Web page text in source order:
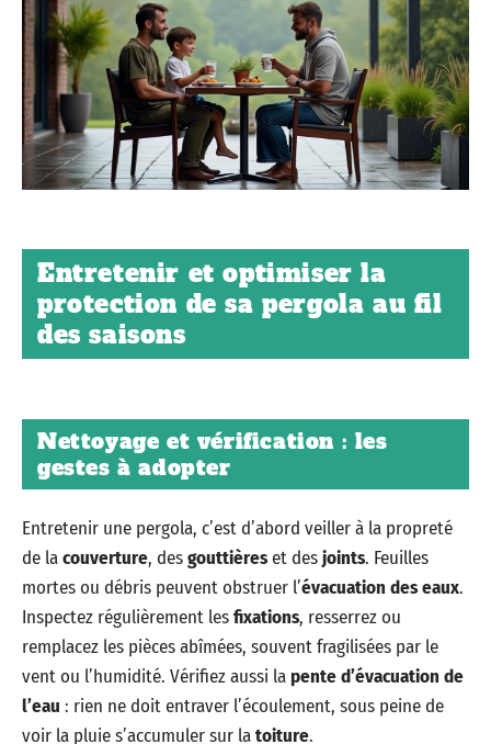
Entretenir et optimiser la
protection de sa pergola au fil
des saisons
Nettoyage et vérification : les
gestes à adopter
Entretenir une pergola, c’est d’abord veiller à la propreté
de lacouverture, desgouttièreset desjoints. Feuilles
mortes ou débris peuvent obstruer l’évacuation des eaux.
Inspectez régulièrement lesfixations, resserrez ou
remplacez les pièces abîmées, souvent fragilisées par le
vent ou l’humidité. Vérifiez aussi lapente d’évacuation de
l’eau : rien ne doit entraver l’écoulement, sous peine de
voir la pluie s’accumuler sur latoiture.